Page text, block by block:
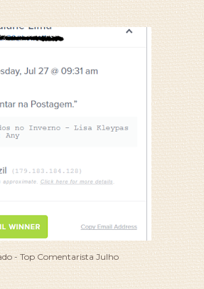
- Top Comentarista Julho